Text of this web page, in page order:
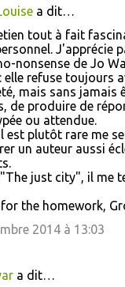
a dit…
tout à fait
J'apprécie
nonsense de Jo
elle refuse toujours
mais sans jamais
de produire de
ou attendue.
est plutôt rare me
un auteur aussi
just city", il me
the homework,
2014 à 13:03
a dit…